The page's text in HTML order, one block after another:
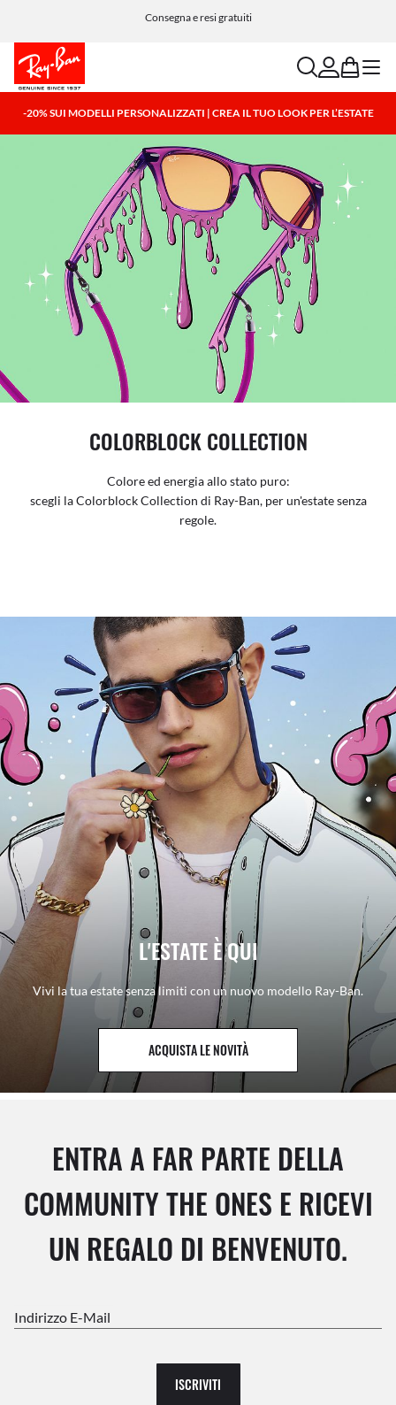
Consegna e resi gratuiti
searchaccount
bag menu
-20% SUI MODELLI PERSONALIZZATI | CREA IL TUO LOOK PER L’ESTATE
COLORBLOCK COLLECTION
Colore ed energia allo stato puro:
scegli la Colorblock Collection di Ray-Ban, per un'estate senza
regole.
L'ESTATE È QUI
Vivi la tua estate senza limiti con un nuovo modello Ray-Ban.
ACQUISTA LE NOVITÀ
ENTRA A FAR PARTE DELLA
COMMUNITY THE ONES E RICEVI
UN REGALO DI BENVENUTO.
Indirizzo E-Mail
ISCRIVITI